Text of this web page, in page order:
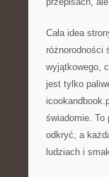
Cała idea
różnorodności
wyjątkowego,
jest tylko
świadomie. To
odkryć, a
ludziach i